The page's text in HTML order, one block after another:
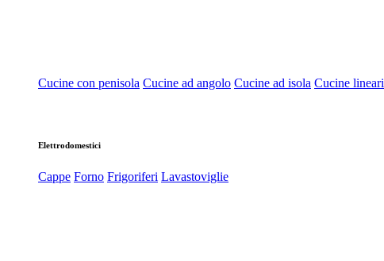
Cucine con penisola Cucine ad angolo Cucine ad isola Cucine lineari
Elettrodomestici
Cappe Forno Frigoriferi Lavastoviglie